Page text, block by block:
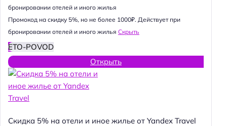
бронировании отелей и иного жилья
Промокод на скидку 5%, но не более 1000₽. Действует при
бронировании отелей и иного жилья Скрыть
ETO-POVOD
Открыть
Скидка 5% на отели и иное жилье от Yandex Travel